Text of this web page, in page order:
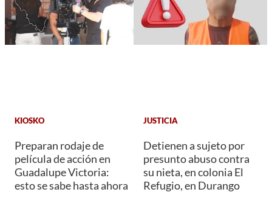
KIOSKO
Preparan rodaje de
película de acción en
Guadalupe Victoria:
esto se sabe hasta ahora
JUSTICIA
Detienen a sujeto por
presunto abuso contra
su nieta, en colonia El
Refugio, en Durango